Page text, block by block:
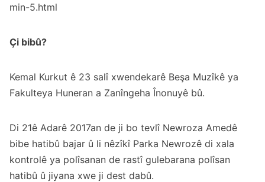
min-5.html
Çi bibû?
Kemal Kurkut ê 23 salî xwendekarê Beşa Muzîkê ya
Fakulteya Huneran a Zanîngeha Înonuyê bû.
Di 21ê Adarê 2017an de ji bo tevlî Newroza Amedê
bibe hatibû bajar û li nêzîkî Parka Newrozê di xala
kontrolê ya polîsanan de rastî gulebarana polîsan
hatibû û jiyana xwe ji dest dabû.